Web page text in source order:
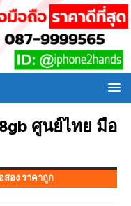
ศูนย์ไทย มือ
สอง ราคาถูก